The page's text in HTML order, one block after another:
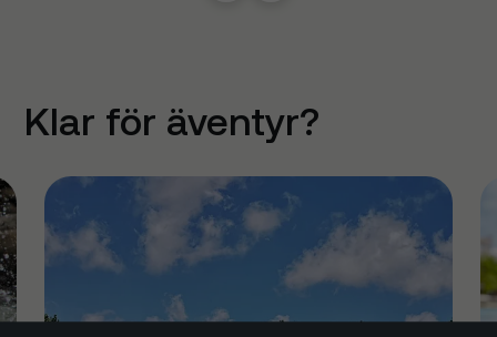
Klar för äventyr?